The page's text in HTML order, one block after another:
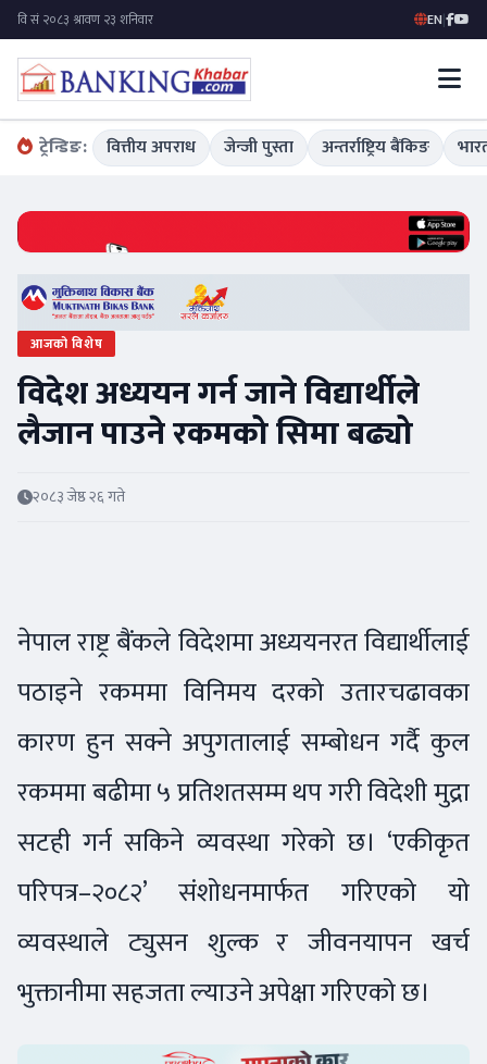
EN|
ट्रेन्डिङ: वित्तीय अपराध जेन्जी पुस्ता अन्तर्राष्ट्रिय बैंकिङ
आजको विशेष
विदेश अध्ययन गर्न जाने विद्यार्थीले
लैजान पाउने रकमको सिमा बढ्यो
२०८३ जेष्ठ २६ गते
नेपाल राष्ट्र बैंकले विदेशमा अध्ययनरत विद्यार्थीलाई
पठाइने रकममा विनिमय दरको उतारचढावका
कारण हुन सक्ने अपुगतालाई सम्बोधन गर्दै कुल
रकममा बढीमा ५ प्रतिशतसम्म थप गरी विदेशी मुद्रा
सटही गर्न सकिने व्यवस्था गरेको छ। ‘एकीकृत
परिपत्र–२०८२’ संशोधनमार्फत गरिएको यो
व्यवस्थाले ट्युसन शुल्क र जीवनयापन खर्च
भुक्तानीमा सहजता ल्याउने अपेक्षा गरिएको छ।